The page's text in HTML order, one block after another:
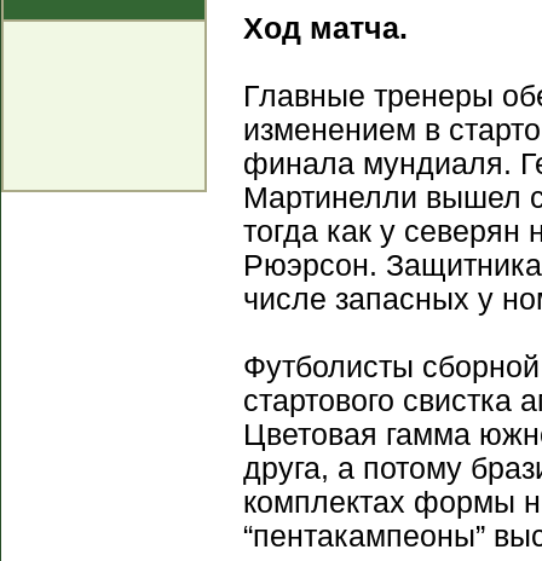
Ход матча.
Главные тренеры
изменением в
финала мундиаля.
Мартинелли вышел
тогда как у
Рюэрсон.
числе запасных у
Футболисты
стартового
Цветовая гамма
друга, а потому
комплектах формы
“пентакампеоны”